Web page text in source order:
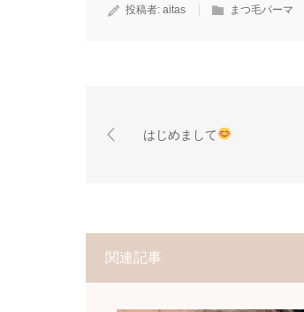
投稿者: aitas まつ毛パーマ
はじめまして
関連記事